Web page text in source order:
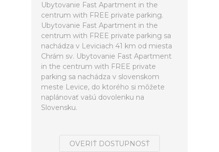
Ubytovanie Fast Apartment in the
centrum with FREE private parking.
Ubytovanie Fast Apartment in the
centrum with FREE private parking sa
nachádza v Leviciach 41 km od miesta
Chrám sv. Ubytovanie Fast Apartment
in the centrum with FREE private
parking sa nachádza v slovenskom
meste Levice, do ktorého si môžete
naplánovať vašú dovolenku na
Slovensku.
OVERIŤ DOSTUPNOSŤ